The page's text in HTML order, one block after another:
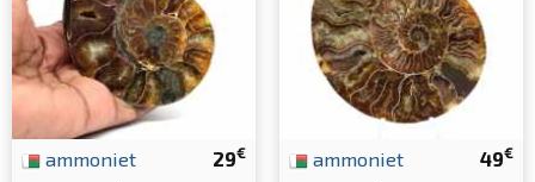
29€
ammoniet 49€
ammoniet